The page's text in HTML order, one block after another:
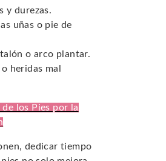
y durezas.
uñas o pie de
o arco plantar.
heridas mal
los Pies por la
dedicar tiempo